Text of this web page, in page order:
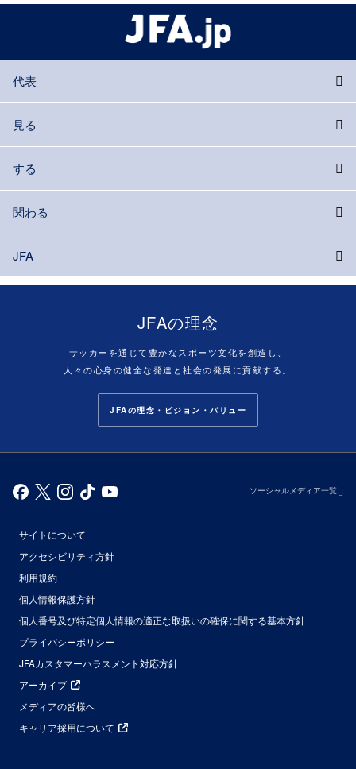
代表
見る
する
関わる
JFA
JFAの理念
サッカーを通じて豊かなスポーツ文化を創造し、
人々の心身の健全な発達と社会の発展に貢献する。
JFAの理念・ビジョン・バリュー
ソーシャルメディア一覧
サイトについて
アクセシビリティ方針
利用規約
個人情報保護方針
個人番号及び特定個人情報の適正な取扱いの確保に関する基本方針
プライバシーポリシー
JFAカスタマーハラスメント対応方針
アーカイブ
メディアの皆様へ
キャリア採用について